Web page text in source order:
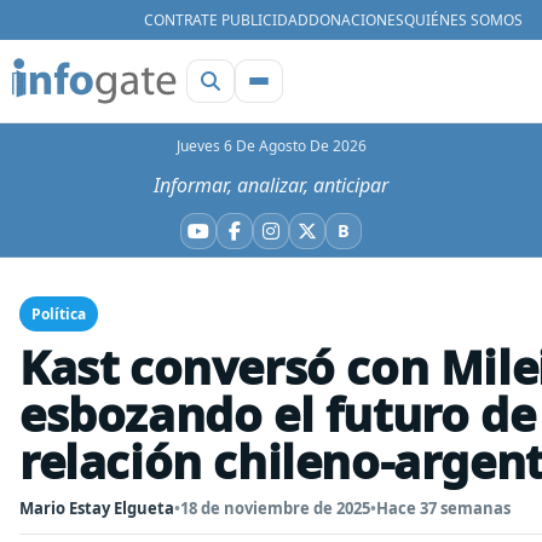
CONTRATE PUBLICIDADDONACIONESQUIÉNES SOMOS
Jueves 6 De Agosto De 2026
Informar, analizar, anticipar
YouTube
Facebook
Instagram
X BBluesky
Política
Kast conversó con
esbozando el futuro
relación chileno-
Mario Estay Elgueta•18 de noviembre de 2025•Hace 37 semanas